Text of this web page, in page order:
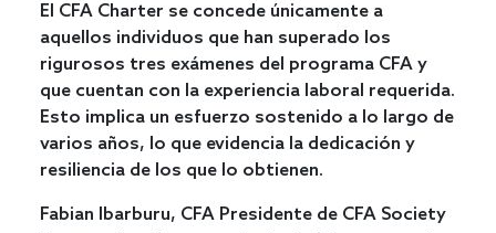
El CFA Charter se concede únicamente a
aquellos individuos que han superado los
rigurosos tres exámenes del programa CFA y
que cuentan con la experiencia laboral requerida.
Esto implica un esfuerzo sostenido a lo largo de
varios años, lo que evidencia la dedicación y
resiliencia de los que lo obtienen.
Fabian Ibarburu, CFA Presidente de CFA Society